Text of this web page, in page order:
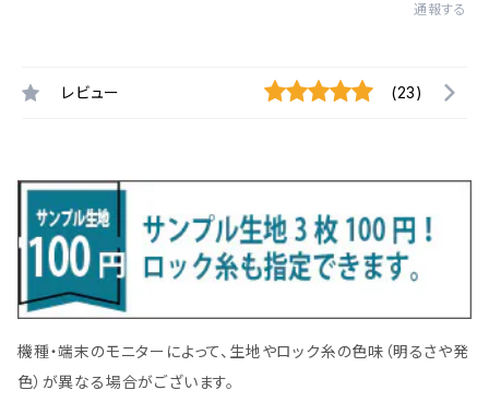
通報する
レビュー (23)
機種・端末のモニターによって、生地やロック糸の色味（明るさや発
色）が異なる場合がございます。